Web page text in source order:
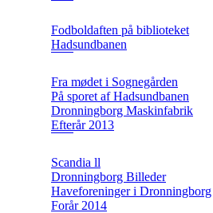
Fodboldaften på biblioteket
Hadsundbanen
Fra mødet i Sognegården
På sporet af Hadsundbanen
Dronningborg Maskinfabrik
Efterår 2013
Scandia ll
Dronningborg Billeder
Haveforeninger i Dronningborg
Forår 2014